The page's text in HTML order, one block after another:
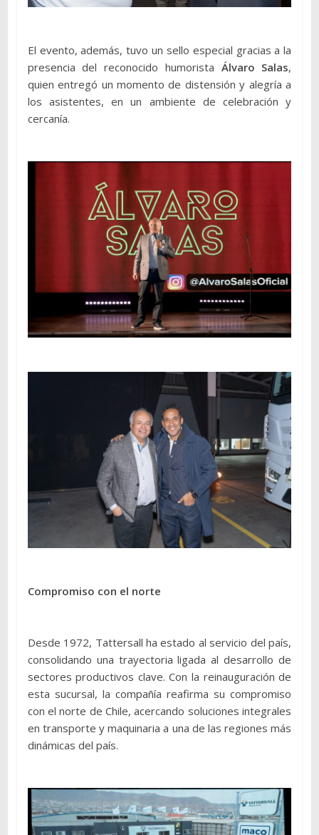
El evento, además, tuvo un sello especial gracias a la
presencia del reconocido humorista Álvaro Salas,
quien entregó un momento de distensión y alegría a
los asistentes, en un ambiente de celebración y
cercanía.
Compromiso con el norte
Desde 1972, Tattersall ha estado al servicio del país,
consolidando una trayectoria ligada al desarrollo de
sectores productivos clave. Con la reinauguración de
esta sucursal, la compañía reafirma su compromiso
con el norte de Chile, acercando soluciones integrales
en transporte y maquinaria a una de las regiones más
dinámicas del país.